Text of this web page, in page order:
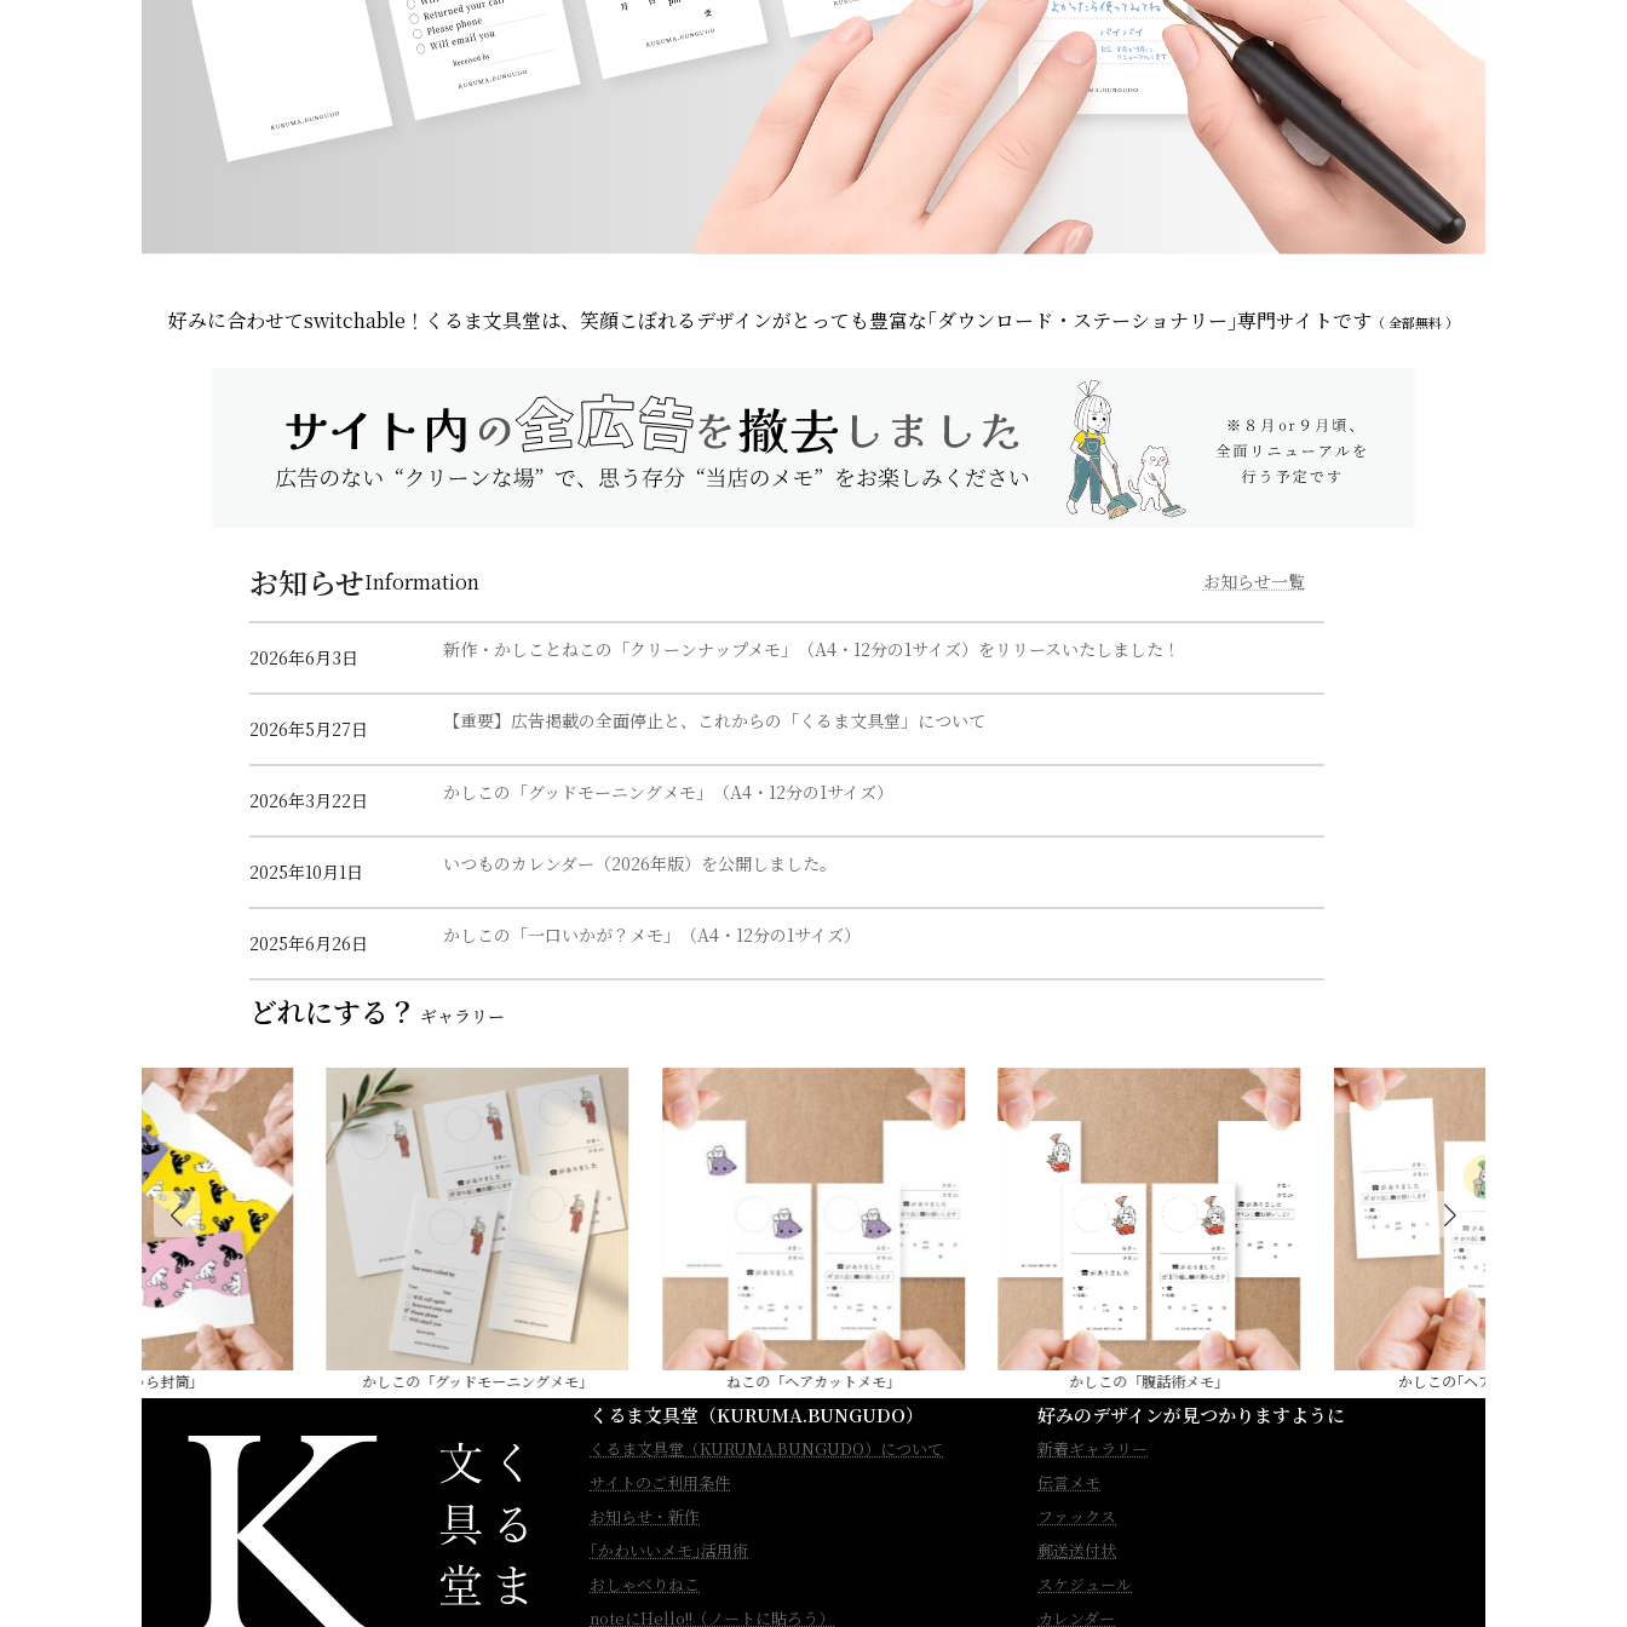
好みに合わせてswitchable！ くるま文具堂は、笑顔こぼれる デザインがとっても豊富な｢ダウンロード・ステーショナリー｣専門サイトです （ 全部無料 ）
お知らせInformation お知らせ一覧
2026年6月3日 新作・かしことねこの「クリーンナップメモ」（A4・12分の1サイズ）をリリースいたしました！
2026年5月27日 【重要】広告掲載の全面停止と、これからの「くるま文具堂」について
2026年3月22日 かしこの「グッドモーニングメモ」（A4・12分の1サイズ）
2025年10月1日 いつものカレンダー（2026年版）を公開しました。
2025年6月26日 かしこの「一口いかが？メモ」（A4・12分の1サイズ）
どれにする？ ギャラリー
｢ねこじゃら封筒」 かしこの「グッドモーニングメモ」 ねこの「ヘアカットメモ」 かしこの「腹話術メモ」 かしこの｢ヘアカットメモ｣
くるま文具堂（KURUMA.BUNGUDO）
くるま文具堂（KURUMA.BUNGUDO）について
サイトのご利用条件
お知らせ・新作
｢かわいいメモ｣活用術
おしゃべりねこ
noteにHello!!（ノートに貼ろう）
好みのデザインが見つかりますように
新着ギャラリー
伝言メモ
ファックス
郵送送付状
スケジュール
カレンダー